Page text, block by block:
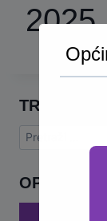
TRAŽI
Pretraga:
OPĆINA